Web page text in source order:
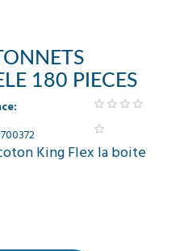
180 PIECES
King Flex la boite